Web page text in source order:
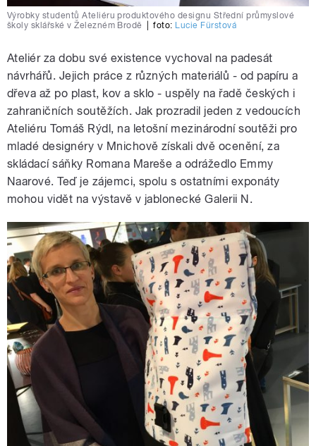
Výrobky studentů Ateliéru produktového designu Střední průmyslové
školy sklářské v Železném Brodě
foto: Lucie Fürstová
Ateliér za dobu své existence vychoval na padesát
návrhářů. Jejich práce z různých materiálů - od papíru a
dřeva až po plast, kov a sklo - uspěly na řadě českých i
zahraničních soutěžích. Jak prozradil jeden z vedoucích
Ateliéru Tomáš Rýdl, na letošní mezinárodní soutěži pro
mladé designéry v Mnichově získali dvě ocenění, za
skládací sáňky Romana Mareše a odrážedlo Emmy
Naarové. Teď je zájemci, spolu s ostatními exponáty
mohou vidět na výstavě v jablonecké Galerii N.